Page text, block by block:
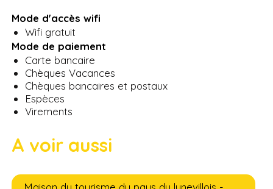
Mode d'accès wifi
Wifi gratuit
Mode de paiement
Carte bancaire
Chèques Vacances
Chèques bancaires et postaux
Espèces
Virements
A voir aussi